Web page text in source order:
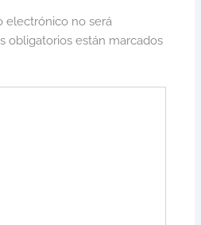
electrónico no será
obligatorios están marcados